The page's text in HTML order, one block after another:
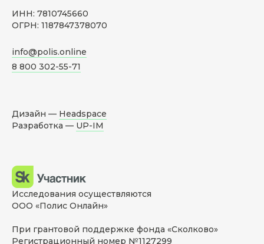
ИНН: 7810745660
ОГРН: 1187847378070
info@polis.online
8 800 302-55-71
Дизайн — Headspace
Разработка — UP-IM
Исследования осуществляются
ООО «Полис Онлайн»
При грантовой поддержке фонда «Сколково»
Регистрационный номер №1127299